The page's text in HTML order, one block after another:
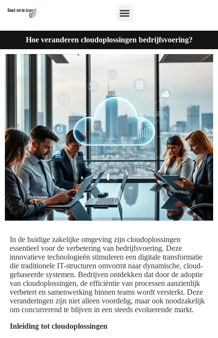
Hoe veranderen cloudoplossingen bedrijfsvoering?
In de huidige zakelijke omgeving zijn cloudoplossingen
essentieel voor de verbetering van bedrijfsvoering. Deze
innovatieve technologieën stimuleren een digitale transformatie
die traditionele IT-structuren omvormt naar dynamische, cloud-
gebaseerde systemen. Bedrijven ontdekken dat door de adoptie
van cloudoplossingen, de efficiëntie van processen aanzienlijk
verbetert en samenwerking binnen teams wordt versterkt. Deze
veranderingen zijn niet alleen voordelig, maar ook noodzakelijk
om concurrerend te blijven in een steeds evoluerende markt.
Inleiding tot cloudoplossingen